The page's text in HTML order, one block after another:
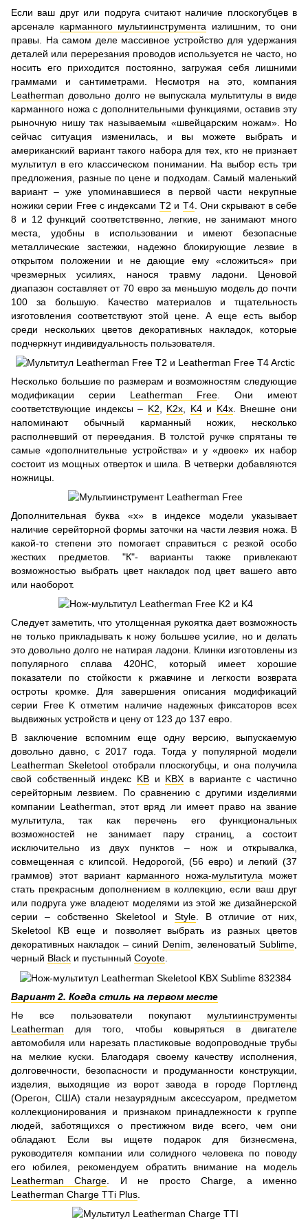
Если ваш друг или подруга считают наличие плоскогубцев в
арсенале карманного мультиинструмента излишним, то они
правы. На самом деле массивное устройство для удержания
деталей или перерезания проводов используется не часто, но
носить его приходится постоянно, загружая себя лишними
граммами и сантиметрами. Несмотря на это, компания
Leatherman довольно долго не выпускала мультитулы в виде
карманного ножа с дополнительными функциями, оставив эту
рыночную нишу так называемым «швейцарским ножам». Но
сейчас ситуация изменилась, и вы можете выбрать и
американский вариант такого набора для тех, кто не признает
мультитул в его классическом понимании. На выбор есть три
предложения, разные по цене и подходам. Самый маленький
вариант – уже упоминавшиеся в первой части некрупные
ножики серии Free с индексами Т2 и T4. Они скрывают в себе
8 и 12 функций соответственно, легкие, не занимают много
места, удобны в использовании и имеют безопасные
металлические застежки, надежно блокирующие лезвие в
открытом положении и не дающие ему «сложиться» при
чрезмерных усилиях, нанося травму ладони. Ценовой
диапазон составляет от 70 евро за меньшую модель до почти
100 за большую. Качество материалов и тщательность
изготовления соответствуют этой цене. А еще есть выбор
среди нескольких цветов декоративных накладок, которые
подчеркнут индивидуальность пользователя.
Несколько большие по размерам и возможностям следующие
модификации серии Leatherman Free . Они имеют
соответствующие индексы – K2 K2х K4и K4х. Внешне они
напоминают обычный карманный ножик, несколько
располневший от переедания. В толстой ручке спрятаны те
самые «дополнительные устройства» и у «двоек» их набор
состоит из мощных отверток и шила. В четверки добавляются
ножницы.
Дополнительная буква «х» в индексе модели указывает
наличие серейторной формы заточки на части лезвия ножа. В
какой-то степени это помогает справиться с резкой особо
жестких предметов. "К"- варианты также привлекают
возможностью выбрать цвет накладок под цвет вашего авто
или наоборот.
Следует заметить, что утолщенная рукоятка дает возможность
не только прикладывать к ножу большее усилие, но и делать
это довольно долго не натирая ладони. Клинки изготовлены из
популярного сплава 420НС, который имеет хорошие
показатели по стойкости к ржавчине и легкости возврата
остроты кромке. Для завершения описания модификаций
серии Free K отметим наличие надежных фиксаторов всех
выдвижных устройств и цену от 123 до 137 евро.
В заключение вспомним еще одну версию, выпускаемую
довольно давно, с 2017 года. Тогда у популярной модели
Leatherman Skeletool отобрали плоскогубцы, и она получила
свой собственный индекс KB и KBX в варианте с частично
серейторным лезвием. По сравнению с другими изделиями
компании Leatherman, этот вряд ли имеет право на звание
мультитула, так как перечень его функциональных
возможностей не занимает пару страниц, а состоит
исключительно из двух пунктов – нож и открывалка,
совмещенная с клипсой. Недорогой, (56 евро) и легкий (37
граммов) этот вариант карманного ножа-мультитула может
стать прекрасным дополнением в коллекцию, если ваш друг
или подруга уже владеют моделями из этой же дизайнерской
серии – собственно Skeletool и Style. В отличие от них,
Skeletool КВ еще и позволяет выбрать из разных цветов
декоративных накладок – синий Denim, зеленоватыйSublime,
черный Black и пустынный Coyote.
Вариант 2. Когда стиль на первом месте
Не все пользователи покупают мультиинструменты
Leatherman для того, чтобы ковыряться в двигателе
автомобиля или нарезать пластиковые водопроводные трубы
на мелкие куски. Благодаря своему качеству исполнения,
долговечности, безопасности и продуманности конструкции,
изделия, выходящие из ворот завода в городе Портленд
(Орегон, США) стали незаурядным аксессуаром, предметом
коллекционирования и признаком принадлежности к группе
людей, заботящихся о престижном виде всего, чем они
обладают. Если вы ищете подарок для бизнесмена,
руководителя компании или солидного человека по поводу
его юбилея, рекомендуем обратить внимание на модель
Leatherman Charge . И не просто Charge, а именно
Leatherman Charge ТТі Plus